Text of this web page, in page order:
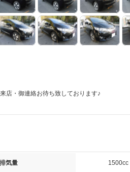
店・御連絡お待ち致しております♪
排気量 1500cc